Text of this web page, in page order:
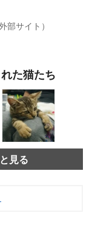
部サイト）
た猫たち
見る